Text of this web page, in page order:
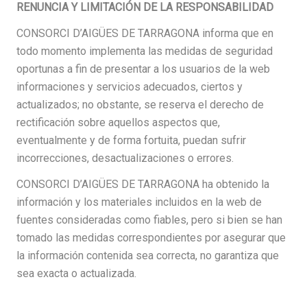
RENUNCIA Y LIMITACIÓN DE LA RESPONSABILIDAD
CONSORCI D’AIGÜES DE TARRAGONA informa que en
todo momento implementa las medidas de seguridad
oportunas a fin de presentar a los usuarios de la web
informaciones y servicios adecuados, ciertos y
actualizados; no obstante, se reserva el derecho de
rectificación sobre aquellos aspectos que,
eventualmente y de forma fortuita, puedan sufrir
incorrecciones, desactualizaciones o errores.
CONSORCI D’AIGÜES DE TARRAGONA ha obtenido la
información y los materiales incluidos en la web de
fuentes consideradas como fiables, pero si bien se han
tomado las medidas correspondientes por asegurar que
la información contenida sea correcta, no garantiza que
sea exacta o actualizada.